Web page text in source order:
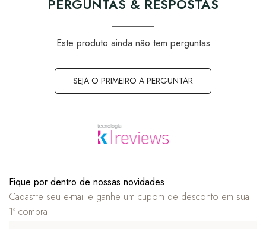
PERGUNTAS & RESPOSTAS
Este produto ainda não tem perguntas
SEJA O PRIMEIRO A PERGUNTAR
Fique por dentro de nossas novidades
Cadastre seu e-mail e ganhe um cupom de desconto em sua
1ª compra